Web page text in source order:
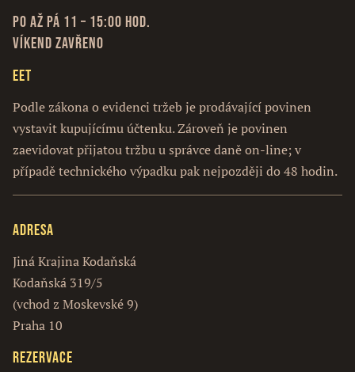
Po až Pá 11 – 15:00 hod.
Víkend zavřeno
EET
Podle zákona o evidenci tržeb je prodávající povinen
vystavit kupujícímu účtenku. Zároveň je povinen
zaevidovat přijatou tržbu u správce daně on-line; v
případě technického výpadku pak nejpozději do 48 hodin.
Adresa
Jiná Krajina Kodaňská
Kodaňská 319/5
(vchod z Moskevské 9)
Praha 10
Rezervace